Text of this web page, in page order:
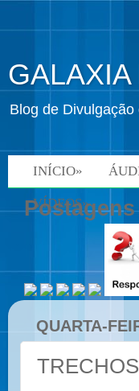
Blog de
INÍCIO»
VÍDEOS»
QUARTA-